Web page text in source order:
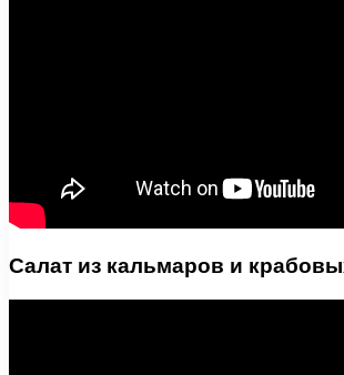
Салат из кальмаров и